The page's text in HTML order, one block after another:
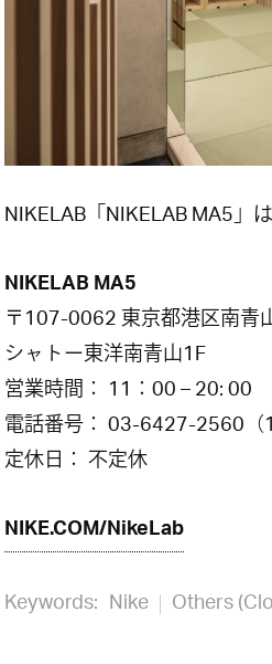
NIKELAB「NIKELAB MA5」
NIKELAB MA5
〒107-0062 東京都港区南
シャトー東洋南青山1F
営業時間： 11：00 – 20: 00
電話番号： 03-6427-2560（
定休日： 不定休
NIKE.COM/NikeLab
Keywords: Nike Others